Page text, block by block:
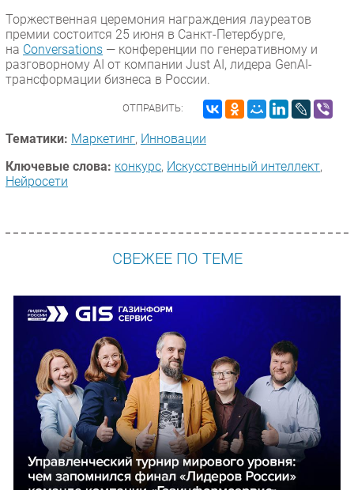
Торжественная церемония награждения лауреатов
премии состоится 25 июня в Санкт-Петербурге,
на Conversations — конференции по генеративному и
разговорному AI от компании Just AI, лидера GenAI-
трансформации бизнеса в России.
ОТПРАВИТЬ:
Тематики: Маркетинг, Инновации
Ключевые слова: конкурс, Искусственный интеллект,
Нейросети
СВЕЖЕЕ ПО ТЕМЕ